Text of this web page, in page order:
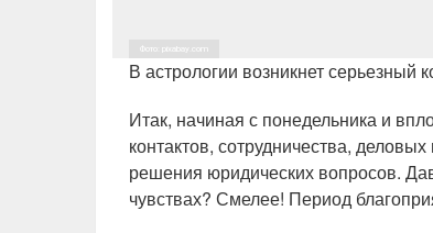
Фото: pixabay.com
В астрологии возникнет
Итак, начиная с понедельника и
контактов, сотрудничества,
решения юридических вопросов.
чувствах? Смелее! Период